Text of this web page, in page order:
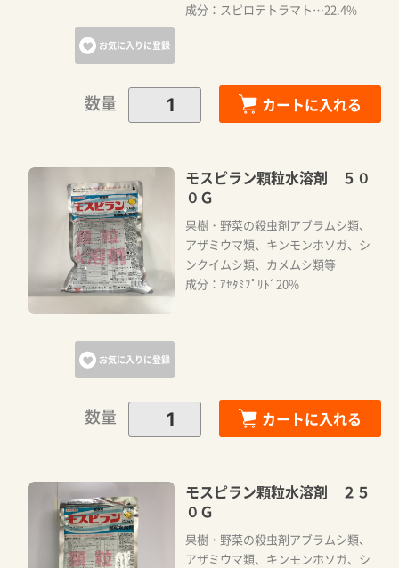
お気に入りに登録
成分：スピロテトラマト…22.4%
数量 カートに入れる
お気に入りに登録
モスピラン顆粒水溶剤 ５０
０Ｇ
果樹・野菜の殺虫剤アブラムシ類、
アザミウマ類、キンモンホソガ、シ
ンクイムシ類、カメムシ類等
成分：ｱｾﾀﾐﾌﾟﾘﾄﾞ20%
数量 カートに入れる
モスピラン顆粒水溶剤 ２５
０Ｇ
果樹・野菜の殺虫剤アブラムシ類、
アザミウマ類、キンモンホソガ、シ